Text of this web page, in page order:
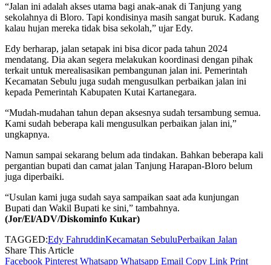
“Jalan ini adalah akses utama bagi anak-anak di Tanjung yang
sekolahnya di Bloro. Tapi kondisinya masih sangat buruk. Kadang
kalau hujan mereka tidak bisa sekolah,” ujar Edy.
Edy berharap, jalan setapak ini bisa dicor pada tahun 2024
mendatang. Dia akan segera melakukan koordinasi dengan pihak
terkait untuk merealisasikan pembangunan jalan ini. Pemerintah
Kecamatan Sebulu juga sudah mengusulkan perbaikan jalan ini
kepada Pemerintah Kabupaten Kutai Kartanegara.
“Mudah-mudahan tahun depan aksesnya sudah tersambung semua.
Kami sudah beberapa kali mengusulkan perbaikan jalan ini,”
ungkapnya.
Namun sampai sekarang belum ada tindakan. Bahkan beberapa kali
pergantian bupati dan camat jalan Tanjung Harapan-Bloro belum
juga diperbaiki.
“Usulan kami juga sudah saya sampaikan saat ada kunjungan
Bupati dan Wakil Bupati ke sini,” tambahnya.
(Jor/El/ADV/Diskominfo Kukar)
TAGGED:Edy FahruddinKecamatan SebuluPerbaikan Jalan
Share This Article
Facebook Pinterest Whatsapp Whatsapp Email Copy Link Print